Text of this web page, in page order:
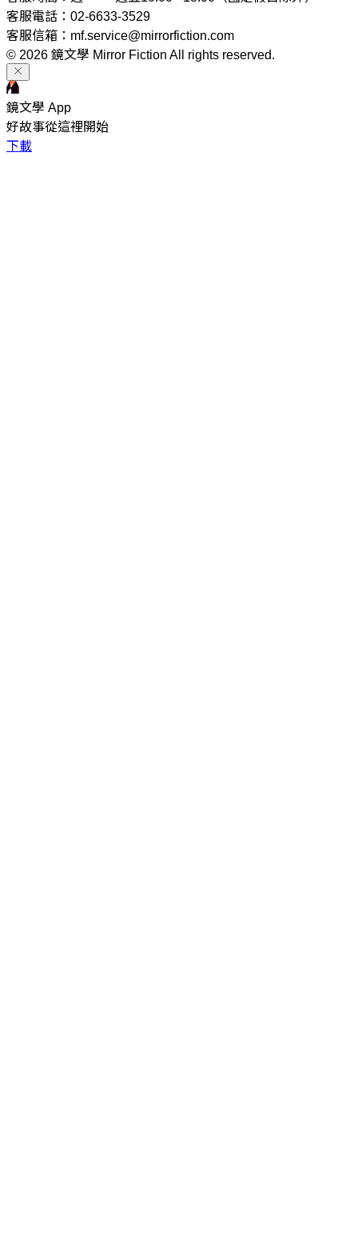
客服電話：02-6633-3529
客服信箱：mf.service@mirrorfiction.com
© 2026 鏡文學 Mirror Fiction All rights reserved.
鏡文學 App
好故事從這裡開始
下載